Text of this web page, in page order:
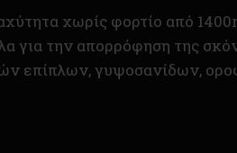
χωρίς φορτίο από
για την απορρόφηση της
επίπλων, γυψοσανίδων,